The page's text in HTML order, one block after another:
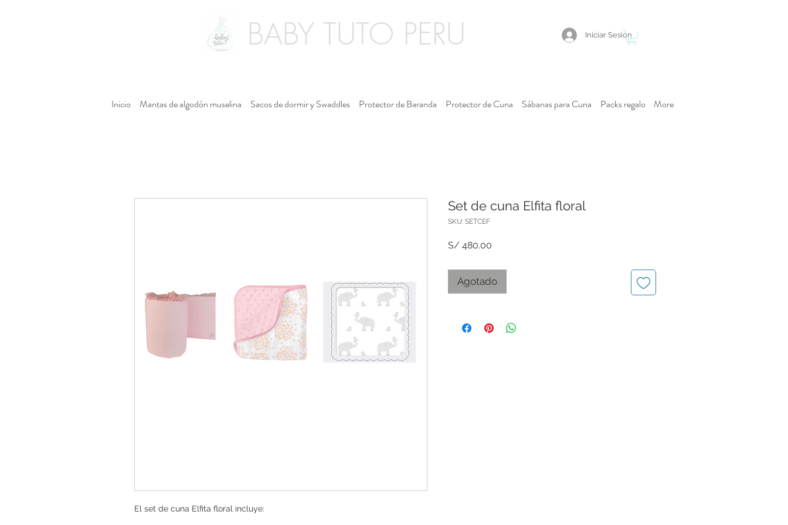
BABY TUTO PERU Iniciar Sesión
Inicio Mantas de algodón muselina Sacos de dormir y Swaddles Protector de Baranda Protector de Cuna Sábanas para Cuna Packs regalo More
El set de cuna Elfita floral incluye:
Set de cuna Elfita floral
SKU: SETCEF
S/ 480.00
Agotado